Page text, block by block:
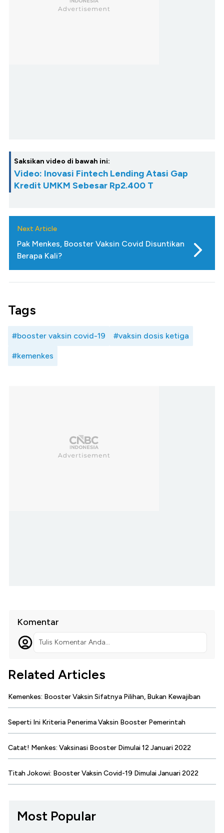
Saksikan video di bawah ini:
Video: Inovasi Fintech Lending Atasi Gap
Kredit UMKM Sebesar Rp2.400 T
Next Article
Pak Menkes, Booster Vaksin Covid Disuntikan
Berapa Kali?
Tags
#booster vaksin covid-19 #vaksin dosis ketiga
#kemenkes
Komentar
Tulis Komentar Anda...
Related Articles
Kemenkes: Booster Vaksin Sifatnya Pilihan, Bukan Kewajiban
Seperti Ini Kriteria Penerima Vaksin Booster Pemerintah
Catat! Menkes: Vaksinasi Booster Dimulai 12 Januari 2022
Titah Jokowi: Booster Vaksin Covid-19 Dimulai Januari 2022
Most Popular